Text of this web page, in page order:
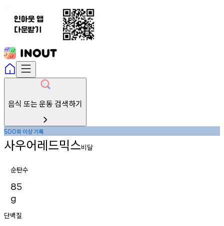
음식 또는 운동 검색하기
500회 이상기록
사우어레드믹스비달
순탄수
85
g
단백질